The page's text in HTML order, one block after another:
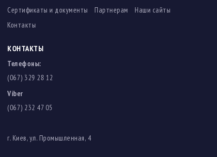
Сертификаты и документы
Партнерам
Наши сайты
Контакты
КОНТАКТЫ
Телефоны:
(067) 329 28 12
Viber
(067) 232 47 05
г. Киев, ул. Промышленная, 4